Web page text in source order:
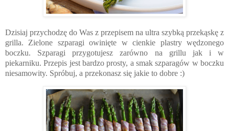
Dzisiaj przychodzę do Was z przepisem na ultra szybką przekąskę z
grilla. Zielone szparagi owinięte w cienkie plastry wędzonego
boczku. Szparagi przygotujesz zarówno na grillu jak i w
piekarniku. Przepis jest bardzo prosty, a smak szparagów w boczku
niesamowity. Spróbuj, a przekonasz się jakie to dobre :)